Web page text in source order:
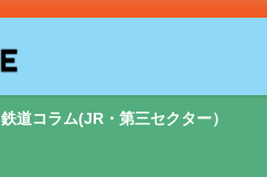
鉄道コラム(JR・第三セクター）